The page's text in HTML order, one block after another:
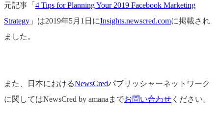
元記事「 4 Tips for Planning Your 2019 Facebook Marketing
Strategy 」は2019年5月1日にInsights.newscred.comに掲載され
ました。
また、日本におけるNewsCredパブリッシャーネットワーク
に関してはNewsCred by amanaまでお問い合わせ ください。